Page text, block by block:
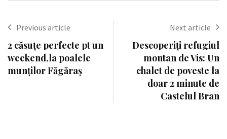
Previous article
2 căsuțe perfecte pt un
weekend,la poalele
munților Făgăraș
Next article
Descoperiți refugiul
montan de Vis: Un
chalet de poveste la
doar 2 minute de
Castelul Bran